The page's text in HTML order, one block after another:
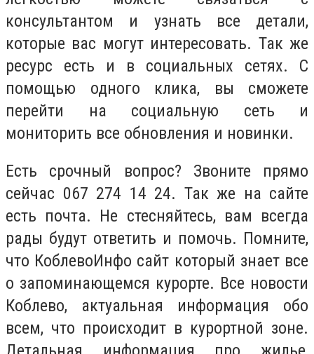
консультантом и узнать все детали,
которые вас могут интересовать. Так же
ресурс есть и в социальных сетях. С
помощью одного клика, вы сможете
перейти на социальную сеть и
мониторить все обновления и новинки.
Есть срочный вопрос? Звоните прямо
сейчас 067 274 14 24. Так же на сайте
есть почта. Не стесняйтесь, вам всегда
рады будут ответить и помочь. Помните,
что КоблевоИнфо сайт который знает все
о запоминающемся курорте. Все новости
Коблево, актуальная информация обо
всем, что происходит в курортной зоне.